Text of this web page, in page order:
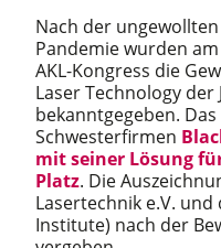
Nach der
Pandemie wurden
AKL-Kongress die
Laser Technology der
bekanntgegeben.
Schwesterfirmen
mit seiner Lösung
Platz. Die
Lasertechnik e.V. und
Institute) nach der